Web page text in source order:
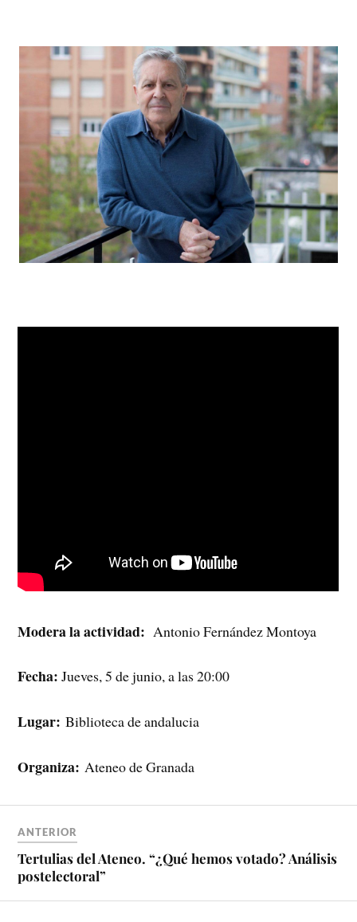
Modera la actividad:Antonio Fernández Montoya
Fecha:Jueves, 5 de junio, a las 20:00
Lugar: Biblioteca de andalucia
Organiza: Ateneo de Granada
ANTERIOR
Tertulias del Ateneo. “¿Qué hemos votado? Análisis
postelectoral”